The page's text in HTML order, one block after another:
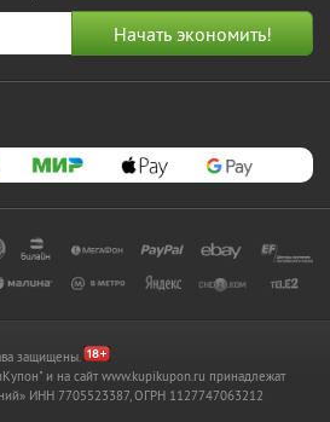
защищены.
и на сайт www.kupikupon.ru принадлежат
ИНН 7705523387, ОГРН 1127747063212